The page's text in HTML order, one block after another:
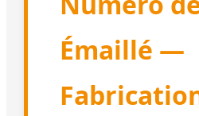
Émaillé —